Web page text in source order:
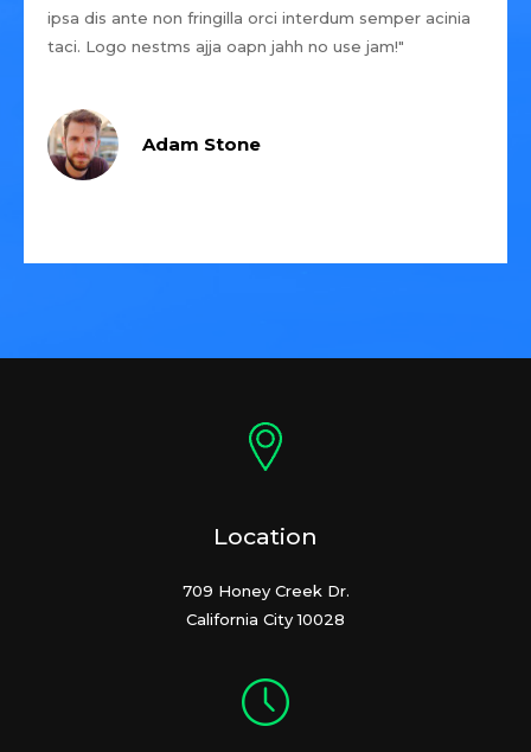
ipsa dis ante non fringilla orci interdum semper acinia
taci. Logo nestms ajja oapn jahh no use jam!"
Adam Stone
Location
709 Honey Creek Dr.
California City 10028